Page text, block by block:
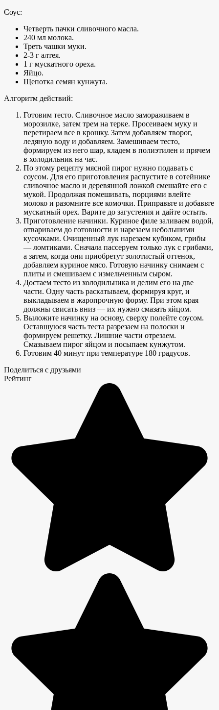
Соус:
Четверть пачки сливочного масла.
240 мл молока.
Треть чашки муки.
2-3 г алтея.
1 г мускатного ореха.
Яйцо.
Щепотка семян кунжута.
Алгоритм действий:
Готовим тесто. Сливочное масло замораживаем в
морозилке, затем трем на терке. Просеиваем муку и
перетираем все в крошку. Затем добавляем творог,
ледяную воду и добавляем. Замешиваем тесто,
формируем из него шар, кладем в полиэтилен и прячем
в холодильник на час.
По этому рецепту мясной пирог нужно подавать с
соусом. Для его приготовления распустите в сотейнике
сливочное масло и деревянной ложкой смешайте его с
мукой. Продолжая помешивать, порциями влейте
молоко и разомните все комочки. Приправьте и добавьте
мускатный орех. Варите до загустения и дайте остыть.
Приготовление начинки. Куриное филе заливаем водой,
отвариваем до готовности и нарезаем небольшими
кусочками. Очищенный лук нарезаем кубиком, грибы
— ломтиками. Сначала пассеруем только лук с грибами,
а затем, когда они приобретут золотистый оттенок,
добавляем куриное мясо. Готовую начинку снимаем с
плиты и смешиваем с измельченным сыром.
Достаем тесто из холодильника и делим его на две
части. Одну часть раскатываем, формируя круг, и
выкладываем в жаропрочную форму. При этом края
должны свисать вниз — их нужно смазать яйцом.
Выложите начинку на основу, сверху полейте соусом.
Оставшуюся часть теста разрезаем на полоски и
формируем решетку. Лишние части отрезаем.
Смазываем пирог яйцом и посыпаем кунжутом.
Готовим 40 минут при температуре 180 градусов.
Поделиться с друзьями
Рейтинг